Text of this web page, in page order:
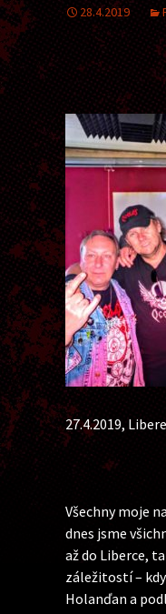
28.4.2019
27.4.2019,
Všechny moje
dnes jsme
až do Liberce,
záležitostí –
Holanďan a